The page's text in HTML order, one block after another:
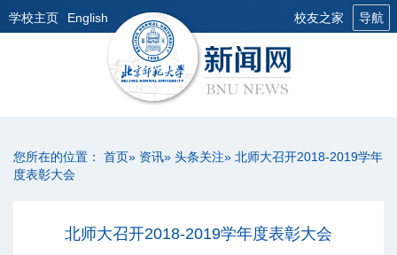
学校主页 English 校友之家 导航
您所在的位置： 首页» 资讯» 头条关注» 北师大召开2018-2019学年
度表彰大会
北师大召开2018-2019学年度表彰大会